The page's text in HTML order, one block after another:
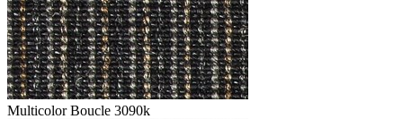
Multicolor Boucle 3090k